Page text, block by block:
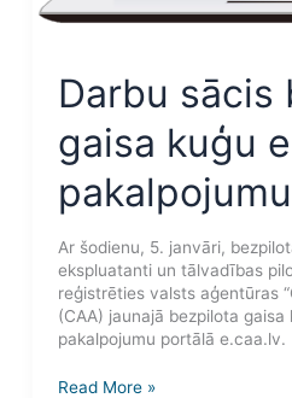
Darbu sācis
gaisa kuģu
Ar šodienu, 5. janvāri,
ekspluatanti un tālvadības
reģistrēties valsts aģentūras
(CAA) jaunajā bezpilota
pakalpojumu portālā e.caa.lv.
Read More »